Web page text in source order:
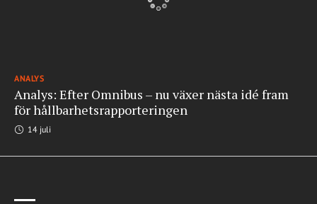
ANALYS
Analys: Efter Omnibus – nu växer nästa idé fram
för hållbarhetsrapporteringen
14 juli